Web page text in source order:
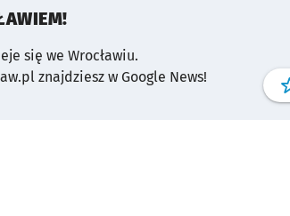
się we Wrocławiu.
znajdziesz w Google News!